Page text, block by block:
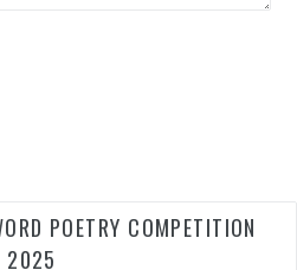
POETRY COMPETITION
2025